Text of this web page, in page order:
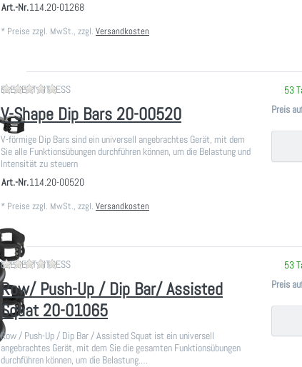
Art.-Nr.114.20-01268
* Preise zzgl. MwSt., zzgl. Versandkosten
ELEMENT FITNESSZu diesem Produkt liegen noch keine Bewertungen vor.
V-Shape Dip Bars 20-00520
V-förmige Dip Bars sind ein universell angebrachtes Gerät, mit dem
Sie alle Funktionsübungen durchführen können, um die Belastung und
Intensität zu steuern
Art.-Nr.114.20-00520
* Preise zzgl. MwSt., zzgl. Versandkosten
53
Preis
ELEMENT FITNESSZu diesem Produkt liegen noch keine Bewertungen vor.
Row/ Push-Up / Dip Bar/ Assisted
Squat 20-01065
Row / Push-Up / Dip Bar / Assisted Squat ist ein universell
angebrachtes Gerät, mit dem Sie die gesamten Funktionsübungen
durchführen können, um die Belastung.…
53
Preis